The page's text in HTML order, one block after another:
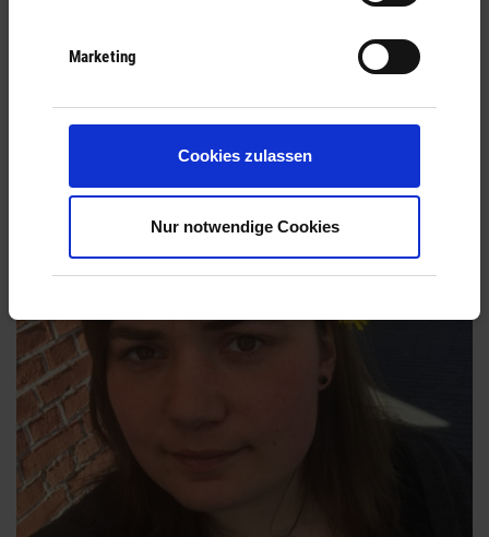
Marketing
Cookies zulassen
Nur notwendige Cookies